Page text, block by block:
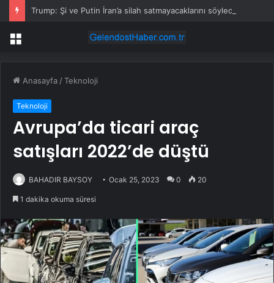
Trump: Şi ve Putin İran’a silah satmayacaklarını söyledi
Menü
Anasayfa /Teknoloji
Teknoloji
Avrupa’da ticari araç
satışları 2022’de düştü
BAHADIR BAYSOY Ocak 25, 2023 0 20
1 dakika okuma süresi